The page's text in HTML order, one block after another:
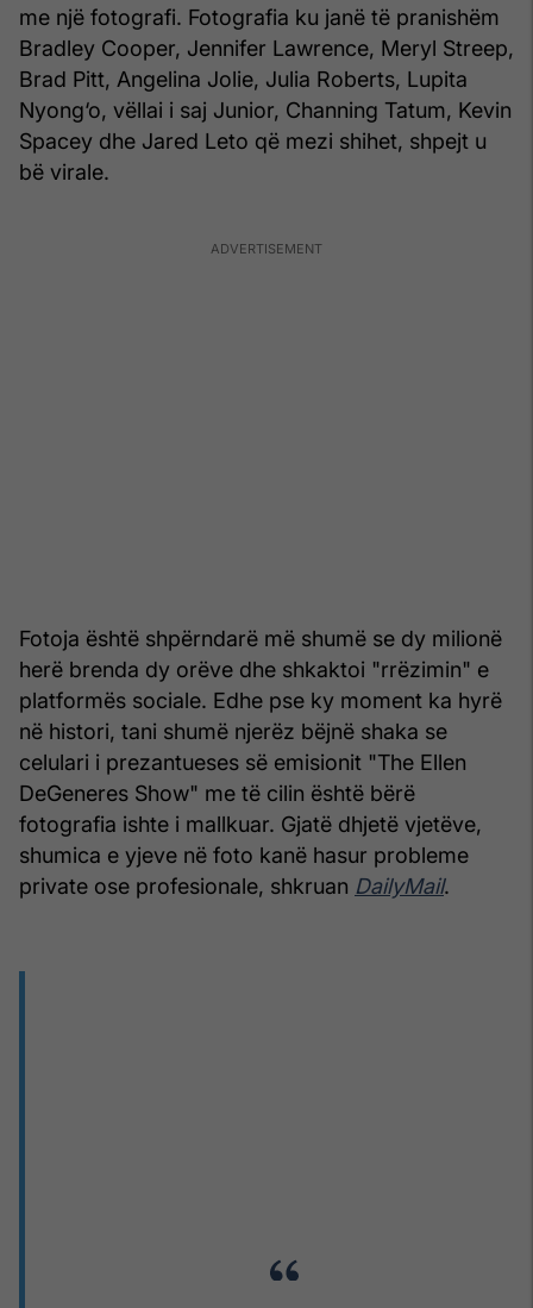
me një fotografi. Fotografia ku janë të pranishëm
Bradley Cooper, Jennifer Lawrence, Meryl Streep,
Brad Pitt, Angelina Jolie, Julia Roberts, Lupita
Nyong‘o, vëllai i saj Junior, Channing Tatum, Kevin
Spacey dhe Jared Leto që mezi shihet, shpejt u
bë virale.
Fotoja është shpërndarë më shumë se dy milionë
herë brenda dy orëve dhe shkaktoi "rrëzimin" e
platformës sociale. Edhe pse ky moment ka hyrë
në histori, tani shumë njerëz bëjnë shaka se
celulari i prezantueses së emisionit "The Ellen
DeGeneres Show" me të cilin është bërë
fotografia ishte i mallkuar. Gjatë dhjetë vjetëve,
shumica e yjeve në foto kanë hasur probleme
private ose profesionale, shkruan DailyMail.